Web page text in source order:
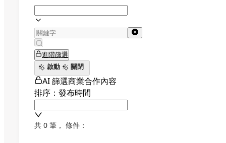
進階篩選
啟動
關閉
AI 篩選商業合作內容
排序：發布時間
共 0 筆 ， 條件：